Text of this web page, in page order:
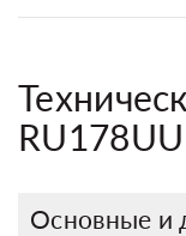
RU178UU
Основные и